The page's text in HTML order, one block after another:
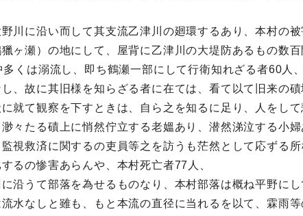
川に沿い而して其支流乙津川の廻環するあり、本村の
ヶ瀬）の地にして、屋背に乙津川の大堤防あるもの数
くは溺流し、即ち鶴瀬一部にして行衛知れざる者60人
、故に其旧様を知らざる者に在ては、看て以て旧来の
就て観察を下すときは、自ら之を知るに足り、人をし
々たる磧上に悄然佇立する老媼あり、潜然涕泣する小
視救済に関するの吏員等之を訪うも茫然として応ずる
るの惨害あらんや、本村死亡者77人、
沿うて部落を為せるものなり、本村部落は概ね平野に
水なしと雖も、もと本流の直径に当れるを以て、霖雨